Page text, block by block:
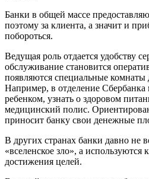
Банки в общей массе
поэтому за клиента, а значит и
побороться.
Ведущая роль отдается удобству
обслуживание становится
появляются специальные комнаты
Например, в отделение Сбербанка
ребенком, узнать о здоровом
медицинский полис.
приносит банку свои денежные
В других странах банки давно не
«вселенское зло», а используются
достижения целей.